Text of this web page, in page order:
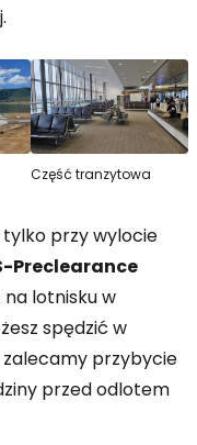
Część tranzytowa
tylko przy wylocie
Preclearance
lotnisku w
spędzić w
przybycie
przed odlotem